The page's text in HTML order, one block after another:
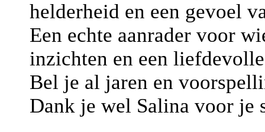
helderheid en een gevoel
Een echte aanrader voor
inzichten en een
Bel je al jaren en
Dank je wel Salina voor je